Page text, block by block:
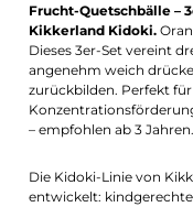
Frucht-Quetschbälle –
Kikkerland Kidoki.
Dieses 3er-Set vereint
angenehm weich
zurückbilden. Perfekt für
– empfohlen ab 3 Jahren.
Die Kidoki-Linie von
entwickelt: